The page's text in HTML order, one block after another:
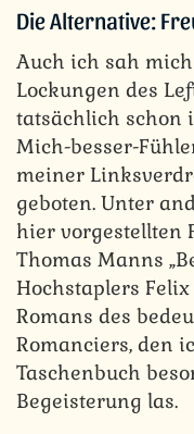
Die Alternative:
Auch ich sah
Lockungen des
tatsächlich schon
Mich-besser-
meiner
geboten. Unter
hier vorgestellten
Thomas Manns
Hochstaplers
Romans des
Romanciers, den
Taschenbuch
Begeisterung las.